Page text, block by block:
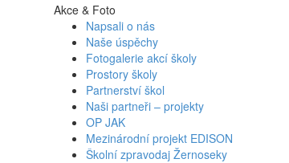
Akce & Foto
Napsali o nás
Naše úspěchy
Fotogalerie akcí školy
Prostory školy
Partnerství škol
Naši partneři – projekty
OP JAK
Mezinárodní projekt EDISON
Školní zpravodaj Žernoseky